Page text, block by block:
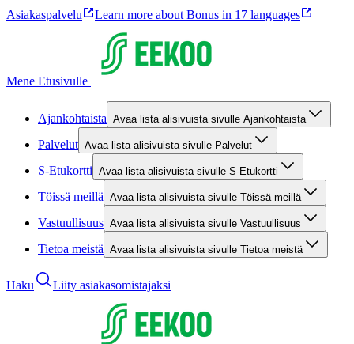
Asiakaspalvelu Learn more about Bonus in 17 languages
Mene Etusivulle
Ajankohtaista Avaa lista alisivuista sivulle Ajankohtaista
Palvelut Avaa lista alisivuista sivulle Palvelut
S-Etukortti Avaa lista alisivuista sivulle S-Etukortti
Töissä meillä Avaa lista alisivuista sivulle Töissä meillä
Vastuullisuus Avaa lista alisivuista sivulle Vastuullisuus
Tietoa meistä Avaa lista alisivuista sivulle Tietoa meistä
Haku Liity asiakasomistajaksi